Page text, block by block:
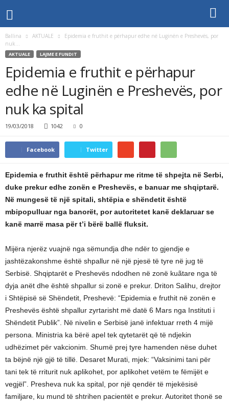
Ballina AKTUALE
Epidemia e fruthit e përhapur edhe në Luginën e Preshevës, por
nuk...
AKTUALE LAJME E FUNDIT
Epidemia e fruthit e përhapur
edhe në Luginën e Preshevës, por
nuk ka spital
19/03/2018 1042 0
Facebook Twitter
Epidemia e fruthit është përhapur me ritme të shpejta në Serbi,
duke prekur edhe zonën e Preshevës, e banuar me shqiptarë.
Në mungesë të një spitali, shtëpia e shëndetit është
mbipopulluar nga banorët, por autoritetet kanë deklaruar se
kanë marrë masa për t’i bërë ballë fluksit.
Mijëra njerëz vuajnë nga sëmundja dhe ndër to gjendje e
jashtëzakonshme është shpallur në një pjesë të tyre në jug të
Serbisë. Shqiptarët e Preshevës ndodhen në zonë kuãtare nga të
dyja anët dhe është shpallur si zonë e prekur. Driton Salihu, drejtor
i Shtëpisë së Shëndetit, Preshevë: “Epidemia e fruthit në zonën e
Preshevës është shpallur zyrtarisht më datë 6 Mars nga Instituti i
Shëndetit Publik”. Në nivelin e Serbisë janë infektuar rreth 4 mijë
persona. Ministria ka bërë apel tek qytetarët që të ndjekin
udhëzimet për vakcionim. Shumë prej tyre hamenden nëse duhet
ta bëjnë një gjë të tillë. Desaret Murati, mjek: “Vaksinimi tani për
tani tek të rriturit nuk aplikohet, por aplikohet vetëm te fëmijët e
vegjël”. Presheva nuk ka spital, por një qendër të mjekësisë
familjare, ku mund të shtrihen pacientët e prekur. Autoritet thonë se